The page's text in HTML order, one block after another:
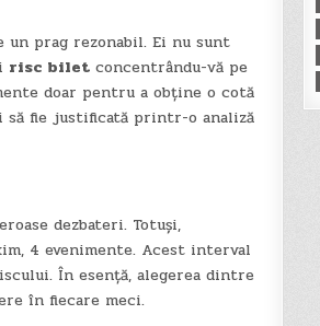
prag rezonabil. Ei nu sunt
risc biletconcentrându-vă pe
doar pentru a obține o cotă
fie justificată printr-o analiză
dezbateri. Totuși,
4 evenimente. Acest interval
În esență, alegerea dintre
în fiecare meci.